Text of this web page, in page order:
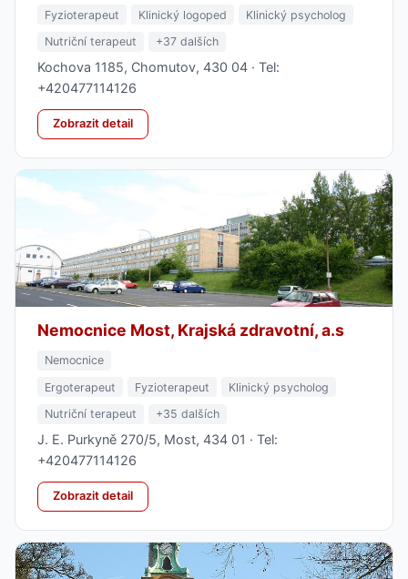
Fyzioterapeut
Klinický logoped
Klinický psycholog
Nutriční terapeut
+37 dalších
Kochova 1185, Chomutov, 430 04 · Tel:
+420477114126
Zobrazit detail
Nemocnice Most, Krajská zdravotní, a.s
Nemocnice
Ergoterapeut
Fyzioterapeut
Klinický psycholog
Nutriční terapeut
+35 dalších
J. E. Purkyně 270/5, Most, 434 01 · Tel:
+420477114126
Zobrazit detail